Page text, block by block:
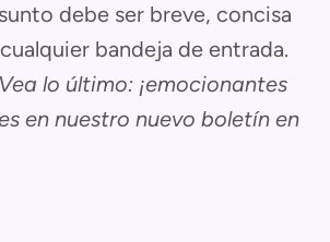
debe ser breve, concisa
bandeja de entrada.
Vea lo último: ¡emocionantes
en nuestro nuevo boletín en